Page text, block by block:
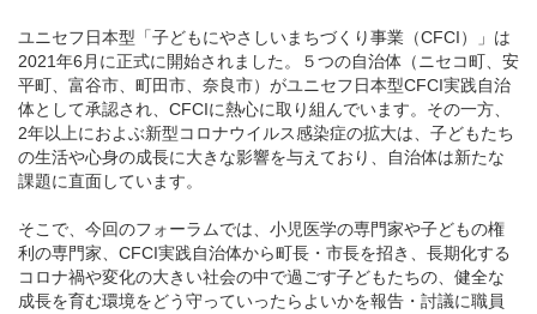
ユニセフ日本型「子どもにやさしいまちづくり事業（CFCI）」は
2021年6月に正式に開始されました。５つの自治体（ニセコ町、安
平町、富谷市、町田市、奈良市）がユニセフ日本型CFCI実践自治
体として承認され、CFCIに熱心に取り組んでいます。その一方、
2年以上におよぶ新型コロナウイルス感染症の拡大は、子どもたち
の生活や心身の成長に大きな影響を与えており、自治体は新たな
課題に直面しています。
そこで、今回のフォーラムでは、小児医学の専門家や子どもの権
利の専門家、CFCI実践自治体から町長・市長を招き、長期化する
コロナ禍や変化の大きい社会の中で過ごす子どもたちの、健全な
成長を育む環境をどう守っていったらよいかを報告・討議に職員